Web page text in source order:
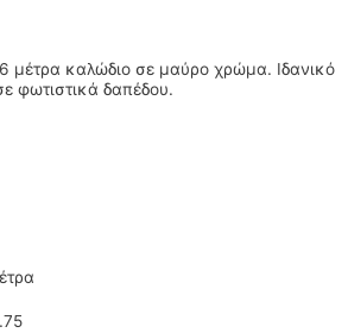
μέτρα καλώδιο σε μαύρο χρώμα. Ιδανικό
φωτιστικά δαπέδου.